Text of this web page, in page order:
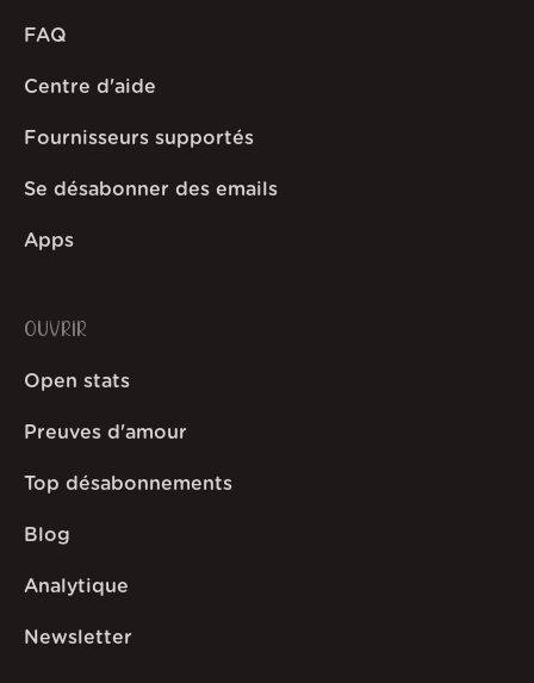
FAQ
Centre d'aide
Fournisseurs supportés
Se désabonner des emails
Apps
OUVRIR
Open stats
Preuves d'amour
Top désabonnements
Blog
Analytique
Newsletter